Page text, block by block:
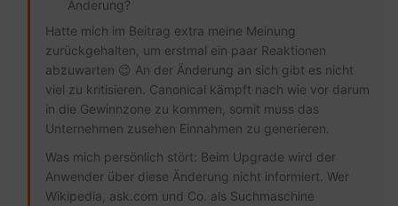
Änderung?
Hatte mich im Beitrag extra meine Meinung
zurückgehalten, um erstmal ein paar Reaktionen
abzuwarten 😉 An der Änderung an sich gibt es nicht
viel zu kritisieren. Canonical kämpft nach wie vor darum
in die Gewinnzone zu kommen, somit muss das
Unternehmen zusehen Einnahmen zu generieren.
Was mich persönlich stört: Beim Upgrade wird der
Anwender über diese Änderung nicht informiert. Wer
Wikipedia, ask.com und Co. als Suchmaschine